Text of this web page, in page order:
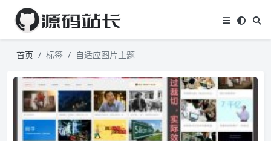
首页 标签 自适应图片主题